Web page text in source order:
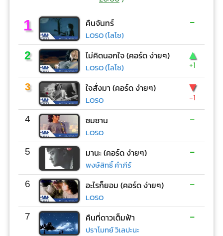
1 คืนจันทร์
LOSO (โลโซ)
-
2 ไม่คิดนอกใจ (คอร์ด ง่ายๆ)
LOSO (โลโซ)
▲
+1
3 ใจสั่งมา (คอร์ด ง่ายๆ)
LOSO
▼
-1
4 ซมซาน
LOSO
-
5 มานะ (คอร์ด ง่ายๆ)
พงษ์สิทธิ์ คำภีร์
-
6 อะไรก็ยอม (คอร์ด ง่ายๆ)
LOSO
-
7 คืนที่ดาวเต็มฟ้า
ปราโมทย์ วิเลปะนะ
-